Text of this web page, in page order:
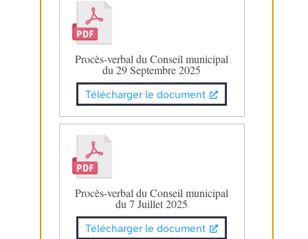
Procès-verbal du Conseil municipal
du 29 Septembre 2025
Télécharger le document
Procès-verbal du Conseil municipal
du 7 Juillet 2025
Télécharger le document